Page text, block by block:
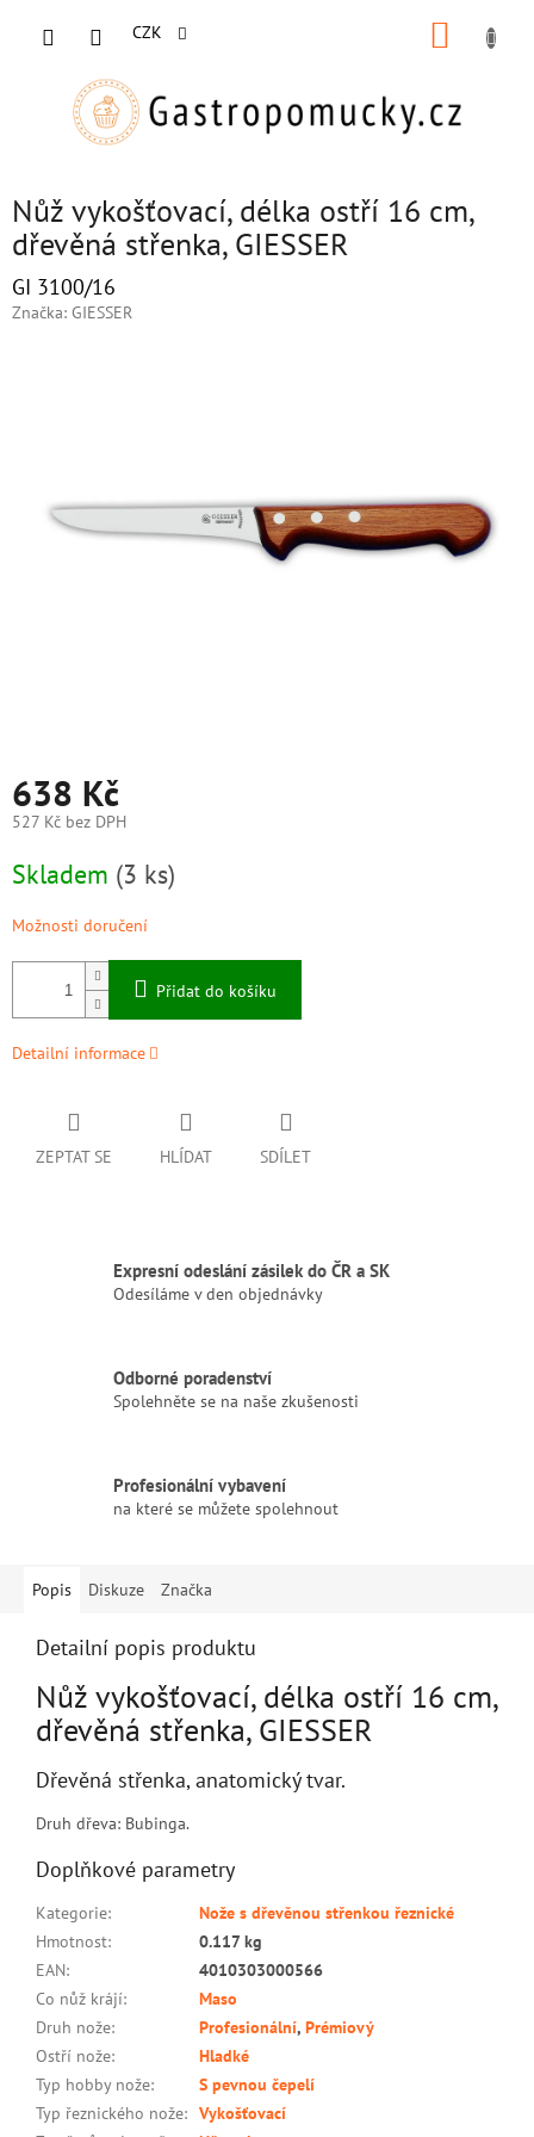
CZK
Nůž vykošťovací, délka ostří 16 cm,
dřevěná střenka, GIESSER
GI 3100/16
Značka: GIESSER
638 Kč
527 Kč bez DPH
cena:
Skladem (3 ks)
Možnosti doručení
Přidat do košíku
Detailní informace
ZEPTAT SE HLÍDAT SDÍLET
Expresní odeslání zásilek do ČR a SK
Odesíláme v den objednávky
Odborné poradenství
Spolehněte se na naše zkušenosti
Profesionální vybavení
na které se můžete spolehnout
Popis Diskuze Značka
Detailní popis produktu
Nůž vykošťovací, délka ostří 16 cm,
dřevěná střenka, GIESSER
Dřevěná střenka, anatomický tvar.
Druh dřeva: Bubinga.
Doplňkové parametry
Kategorie:
Nože s dřevěnou střenkou řeznické
Hmotnost:
0.117 kg
EAN:
4010303000566
Co nůž krájí:
Maso
Druh nože: Profesionální, Prémiový
Ostří nože:
Hladké
Typ hobby nože:
S pevnou čepelí
Typ řeznického nože: Vykošťovací